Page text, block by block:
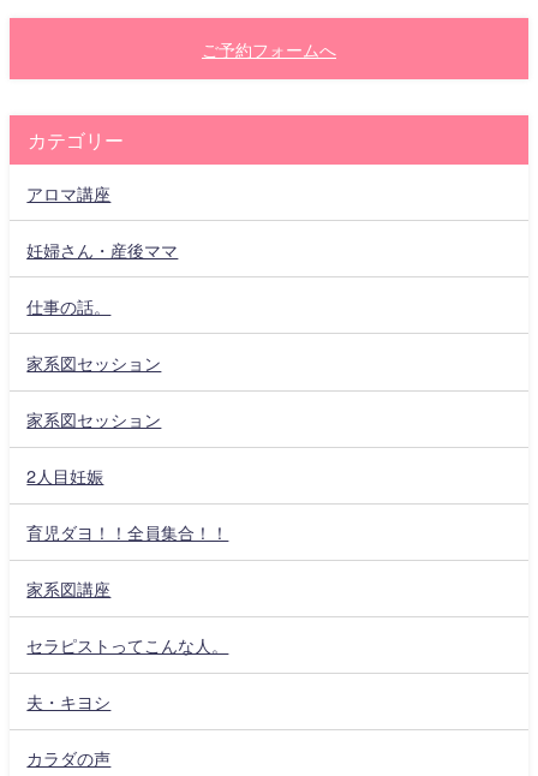
ご予約フォームへ
カテゴリー
アロマ講座
妊婦さん・産後ママ
仕事の話。
家系図セッション
家系図セッション
2人目妊娠
育児ダヨ！！全員集合！！
家系図講座
セラピストってこんな人。
夫・キヨシ
カラダの声